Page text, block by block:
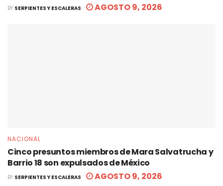
BY SERPIENTES Y ESCALERAS AGOSTO 9, 2026
NACIONAL
Cinco presuntos miembros de Mara Salvatrucha y
Barrio 18 son expulsados de México
BY SERPIENTES Y ESCALERAS AGOSTO 9, 2026